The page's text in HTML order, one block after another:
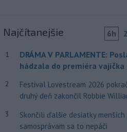
Najčítanejšie 6h
1
DRÁMA V PARLAMENTE:
hádzala do premiéra vajíčka
2
Festival Lovestream 2026
druhý deň zakončil Robbie
3
Skončili ďalšie desiatky menších
samosprávam sa to nepáči